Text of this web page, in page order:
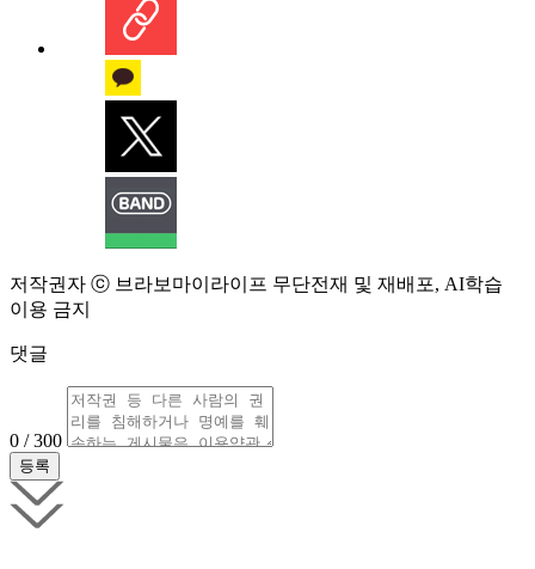
저작권자 ⓒ 브라보마이라이프 무단전재 및 재배포, AI학습
이용 금지
댓글
0 / 300